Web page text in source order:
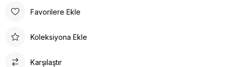
Favorilere Ekle
Koleksiyona Ekle
Karşılaştır